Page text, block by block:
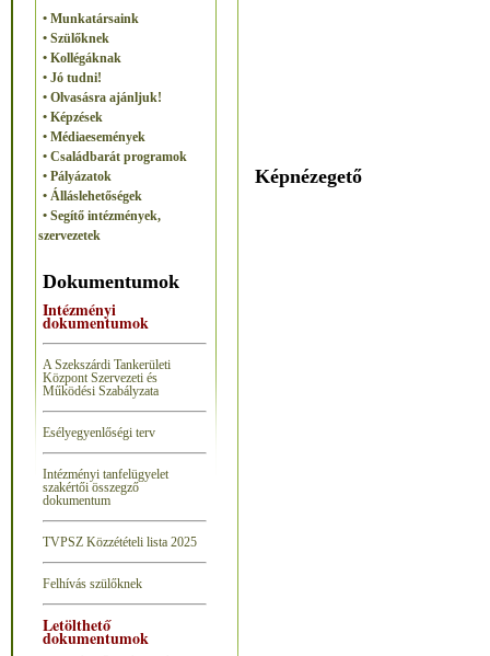
• Munkatársaink
• Szülőknek
• Kollégáknak
• Jó tudni!
• Olvasásra ajánljuk!
• Képzések
• Médiaesemények
• Családbarát programok
• Pályázatok
• Álláslehetőségek
• Segítő intézmények,
szervezetek
Dokumentumok
Intézményi
dokumentumok
A Szekszárdi Tankerületi
Központ Szervezeti és
Működési Szabályzata
Esélyegyenlőségi terv
Intézményi tanfelügyelet
szakértői összegző
dokumentum
TVPSZ Közzétételi lista 2025
Felhívás szülőknek
Letölthető
dokumentumok
Képnézegető